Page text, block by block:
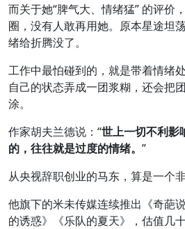
而关于她“脾气大、情绪猛” 的评价
圈，没有人敢再用她。原本星途坦
绪给折腾没了。
工作中最怕碰到的，就是带着情绪
自己的状态弄成一团浆糊，还会把
涂。
作家胡夫兰德说：“世上一切不利影
的，往往就是过度的情绪。 ”
从央视辞职创业的马东，算是一个
他旗下的米未传媒连续推出《奇葩
的诱惑》《乐队的夏天》，估值几十